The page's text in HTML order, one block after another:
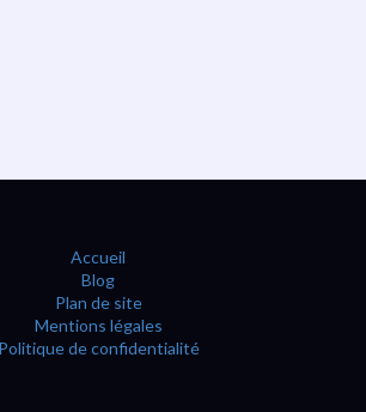
Accueil
Blog
Plan de site
Mentions légales
Politique de confidentialité